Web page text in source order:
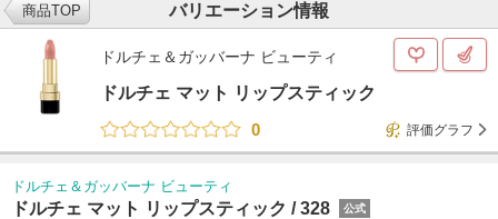
バリエーション情報
商品TOP
ドルチェ＆ガッバーナ ビューティ
ドルチェ マット リップスティック
0
評価グラフ
ドルチェ＆ガッバーナ ビューティ
ドルチェ マット リップスティック /328 公式